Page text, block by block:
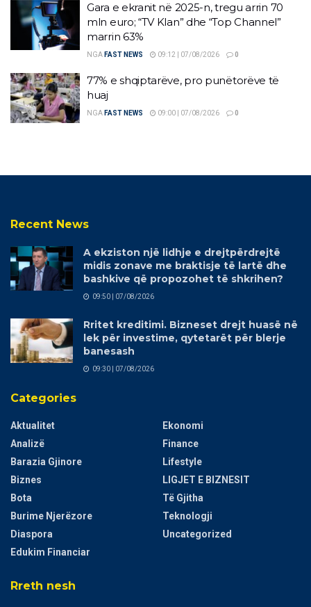
Gara e ekranit në 2025-n, tregu arrin 70
mln euro; “TV Klan” dhe “Top Channel”
marrin 63%
NGA FAST NEWS 09:12 | 07/08/2026 0
77% e shqiptarëve, pro punëtorëve të
huaj
NGA FAST NEWS 09:00 | 07/08/2026 0
Recent News
A ekziston një lidhje e drejtpërdrejtë
midis zonave me braktisje të lartë dhe
bashkive që propozohet të shkrihen?
09:50 | 07/08/2026
Rritet kreditimi. Bizneset drejt huasë në
lek për investime, qytetarët për blerje
banesash
09:30 | 07/08/2026
Categories
Aktualitet
Analizë
Barazia Gjinore
Biznes
Bota
Burime Njerëzore
Diaspora
Edukim Financiar
Ekonomi
Finance
Lifestyle
LIGJET E BIZNESIT
Të Gjitha
Teknologji
Uncategorized
Rreth nesh